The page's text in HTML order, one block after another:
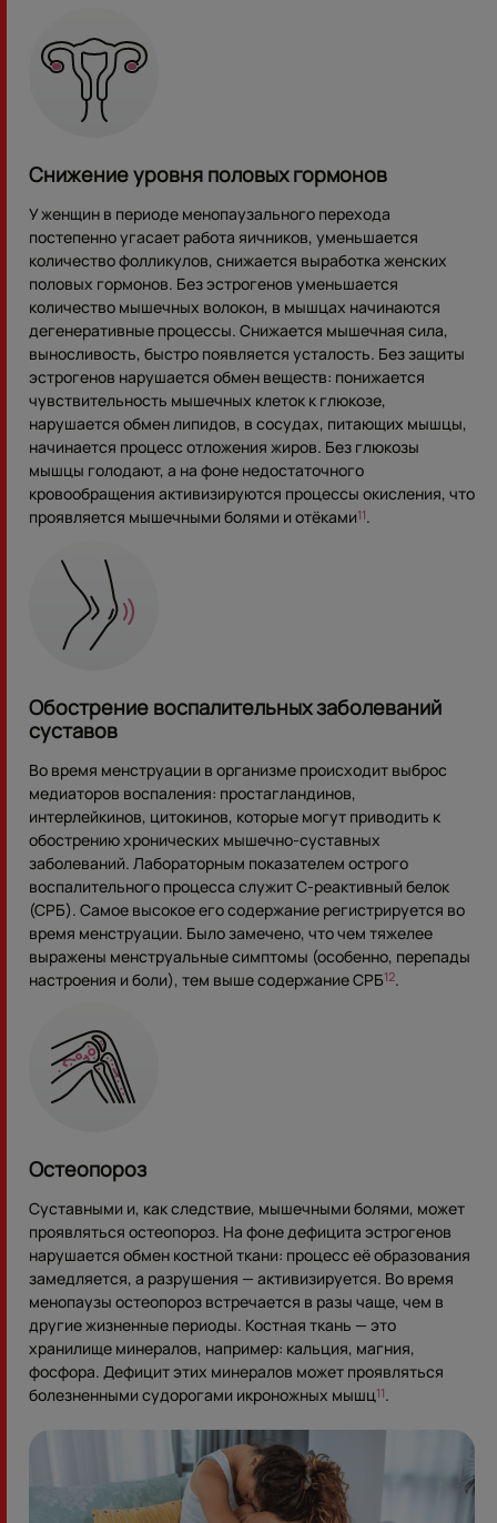
Снижение уровня половых гормонов
У женщин в периоде менопаузального перехода
постепенно угасает работа яичников, уменьшается
количество фолликулов, снижается выработка женских
половых гормонов. Без эстрогенов уменьшается
количество мышечных волокон, в мышцах начинаются
дегенеративные процессы. Снижается мышечная сила,
выносливость, быстро появляется усталость. Без защиты
эстрогенов нарушается обмен веществ: понижается
чувствительность мышечных клеток к глюкозе,
нарушается обмен липидов, в сосудах, питающих мышцы,
начинается процесс отложения жиров. Без глюкозы
мышцы голодают, а на фоне недостаточного
кровообращения активизируются процессы окисления, что
проявляется мышечными болями и отёками11.
Обострение воспалительных заболеваний
суставов
Во время менструации в организме происходит выброс
медиаторов воспаления: простагландинов,
интерлейкинов, цитокинов, которые могут приводить к
обострению хронических мышечно-суставных
заболеваний. Лабораторным показателем острого
воспалительного процесса служит С-реактивный белок
(СРБ). Самое высокое его содержание регистрируется во
время менструации. Было замечено, что чем тяжелее
выражены менструальные симптомы (особенно, перепады
настроения и боли), тем выше содержание СРБ12.
Остеопороз
Суставными и, как следствие, мышечными болями, может
проявляться остеопороз. На фоне дефицита эстрогенов
нарушается обмен костной ткани: процесс её образования
замедляется, а разрушения — активизируется. Во время
менопаузы остеопороз встречается в разы чаще, чем в
другие жизненные периоды. Костная ткань — это
хранилище минералов, например: кальция, магния,
фосфора. Дефицит этих минералов может проявляться
болезненными судорогами икроножных мышц11.